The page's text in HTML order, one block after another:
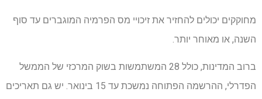
מחוקקים יכולים להחזיר את זיכויי מס הפרמיה המוגברים עד סוף
השנה, או מאוחר יותר.
ברוב המדינות, כולל 28 המשתמשות בשוק המרכזי של הממשל
הפדרלי, ההרשמה הפתוחה נמשכת עד 15 בינואר. יש גם תאריכים